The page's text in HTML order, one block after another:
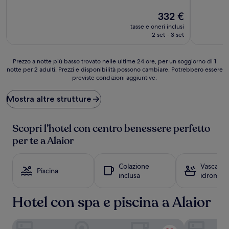
Il
prezzo
attuale
332 €
tasse e oneri inclusi
2 set - 3 set
Prezzo
a
più
basso
trovato
ultime
ore,
soggiorno
notte
per
Prezzo a notte più basso trovato nelle ultime 24 ore, per un soggiorno di 1
notte per 2 adulti. Prezzi e disponibilità possono cambiare. Potrebbero essere
previste condizioni aggiuntive.
Mostra altre strutture
Scopri l’hotel con centro benessere perfetto
per te a Alaior
Piscina
Colazione
inclusa
Vasca
Hotel con spa e piscina a Alaior
Santa Ponsa - Fontenille Collection Hotel